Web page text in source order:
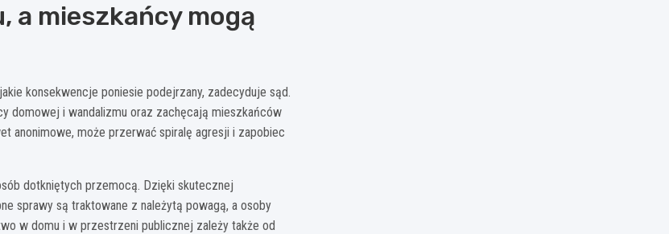
a mieszkańcy mogą
konsekwencje poniesie podejrzany, zadecyduje sąd.
domowej i wandalizmu oraz zachęcają mieszkańców
anonimowe, może przerwać spiralę agresji i zapobiec
dotkniętych przemocą. Dzięki skutecznej
sprawy są traktowane z należytą powagą, a osoby
w domu i w przestrzeni publicznej zależy także od